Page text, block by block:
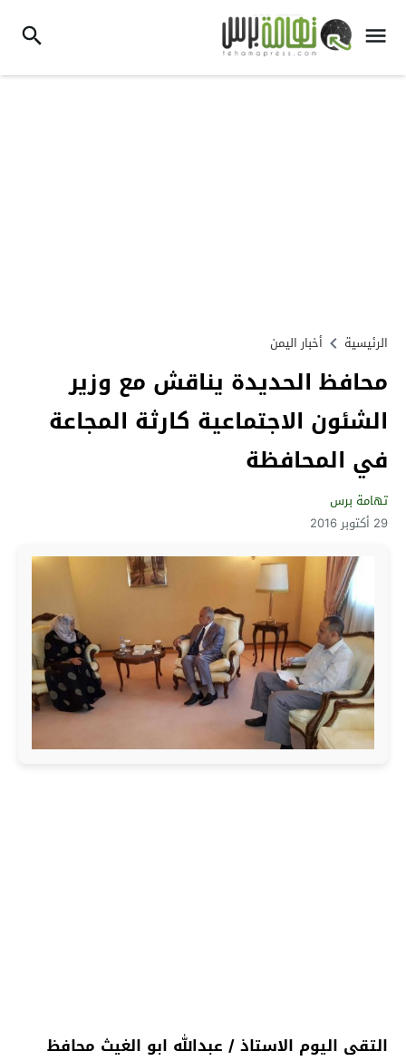
الرئيسية أخبار اليمن
محافظ الحديدة يناقش مع وزير
الشئون الاجتماعية كارثة المجاعة
في المحافظة
تهامة برس
29 أكتوبر 2016
التقى اليوم الاستاذ / عبدالله ابو الغيث محافظ